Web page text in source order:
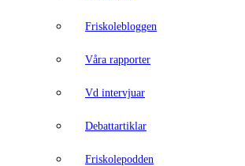
Friskolebloggen
Våra rapporter
Vd intervjuar
Debattartiklar
Friskolepodden